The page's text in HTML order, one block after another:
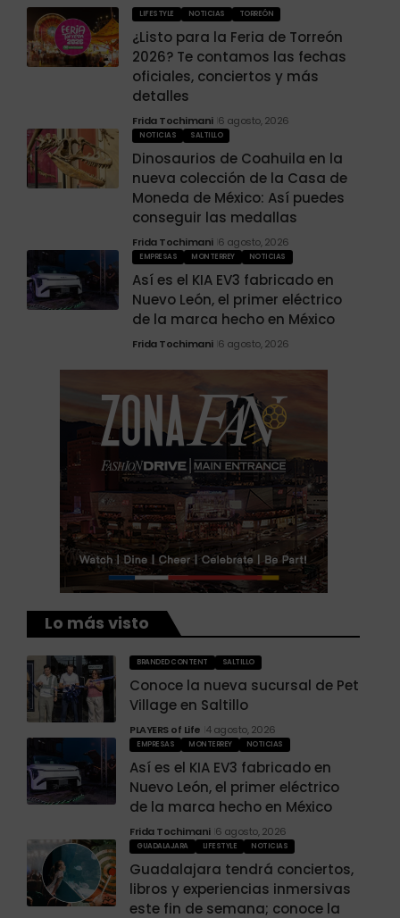
LIFESTYLE NOTICIAS TORREÓN
¿Listo para la Feria de Torreón
2026? Te contamos las fechas
oficiales, conciertos y más
detalles
Frida Tochimani 6 agosto, 2026
NOTICIAS SALTILLO
Dinosaurios de Coahuila en la
nueva colección de la Casa de
Moneda de México: Así puedes
conseguir las medallas
Frida Tochimani 6 agosto, 2026
EMPRESAS MONTERREY NOTICIAS
Así es el KIA EV3 fabricado en
Nuevo León, el primer eléctrico
de la marca hecho en México
Frida Tochimani 6 agosto, 2026
Lo más visto
BRANDED CONTENT SALTILLO
Conoce la nueva sucursal de Pet
Village en Saltillo
PLAYERS of Life 4 agosto, 2026
EMPRESAS MONTERREY NOTICIAS
Así es el KIA EV3 fabricado en
Nuevo León, el primer eléctrico
de la marca hecho en México
Frida Tochimani 6 agosto, 2026
GUADALAJARA LIFESTYLE NOTICIAS
Guadalajara tendrá conciertos,
libros y experiencias inmersivas
este fin de semana; conoce la